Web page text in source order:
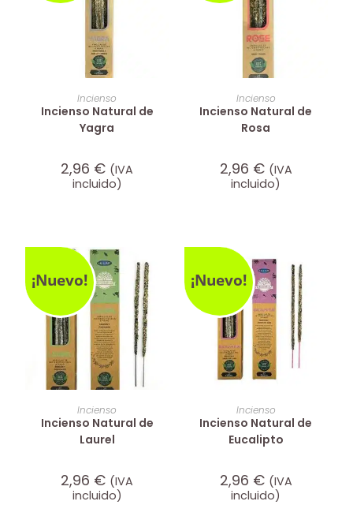
AÑADIR AL CARRITO
Incienso
Incienso Natural de
Yagra
2,96 € (IVA
incluido)
AÑADIR AL CARRITO
Incienso
Incienso Natural de
Rosa
2,96 € (IVA
incluido)
¡Nuevo!
AÑADIR AL CARRITO
Incienso
Incienso Natural de
Laurel
2,96 € (IVA
incluido)
¡Nuevo!
AÑADIR AL CARRITO
Incienso
Incienso Natural de
Eucalipto
2,96 € (IVA
incluido)